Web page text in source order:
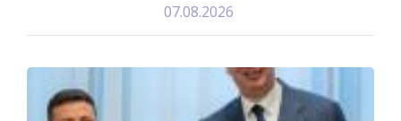
07.08.2026